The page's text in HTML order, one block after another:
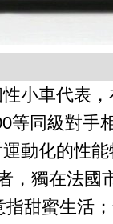
小車代表
等同級對手
動化的性
，獨在法國
甜蜜生活